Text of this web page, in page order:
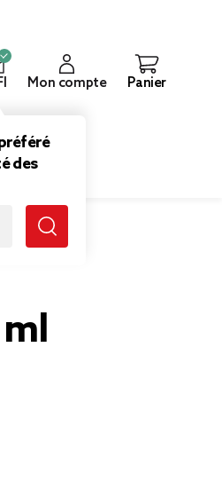
des
Mon compte Panier